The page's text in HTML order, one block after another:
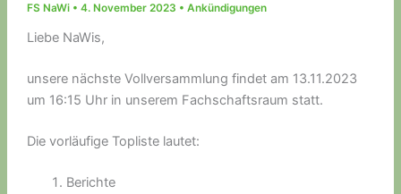
FS NaWi • 4. November 2023 • Ankündigungen
Liebe NaWis,
unsere nächste Vollversammlung findet am 13.11.2023
um 16:15 Uhr in unserem Fachschaftsraum statt.
Die vorläufige Topliste lautet:
Berichte